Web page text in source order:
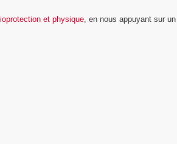
et physique, en nous appuyant sur